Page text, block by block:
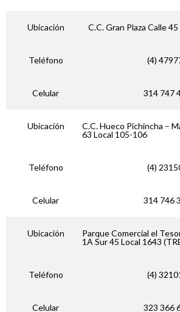
Ubicación C.C. Gran Plaza Calle
Teléfono (4)
Celular 314 747
Ubicación
C.C. Hueco Pichincha –
63 Local 105-106
Teléfono (4)
Celular 314 746
Ubicación
Parque Comercial el
1A Sur 45 Local 1643
Teléfono (4)
Celular 323 366